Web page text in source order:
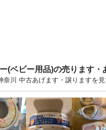
(ベビー用品)の売ります・
川 中古あげます・譲りますを